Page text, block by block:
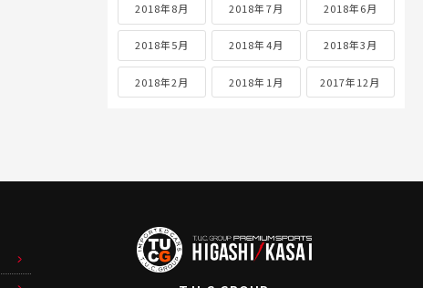
2018年8月 2018年7月 2018年6月
2018年5月 2018年4月 2018年3月
2018年2月 2018年1月 2017年12月